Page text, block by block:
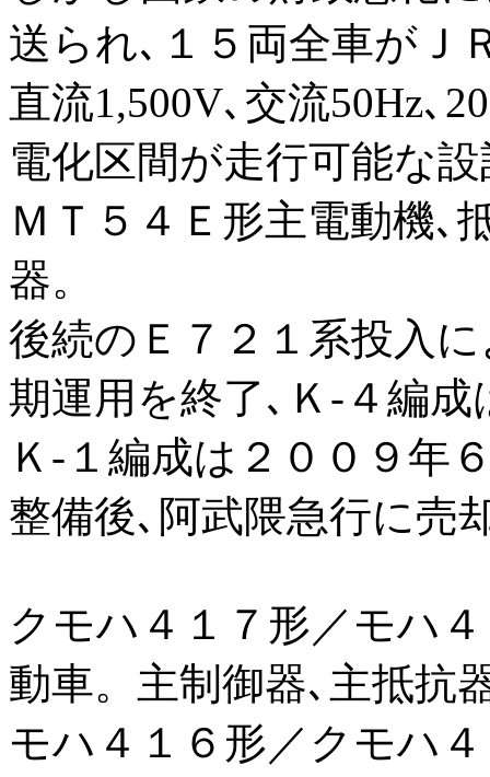
送られ､１５両全車がＪ
直流1,500V､交流50Hz､
電化区間が走行可能な
ＭＴ５４Ｅ形主電動機､
器。
後続のＥ７２１系投入
期運用を終了､Ｋ-４編
Ｋ-１編成は２００９年
整備後､阿武隈急行に売
クモハ４１７形／モハ
動車。主制御器､主抵抗
モハ４１６形／クモハ